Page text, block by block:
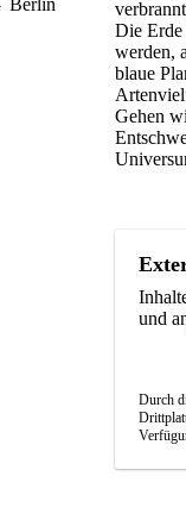
Berlin
Die Erde
werden,
blaue
Gehen
und
Durch